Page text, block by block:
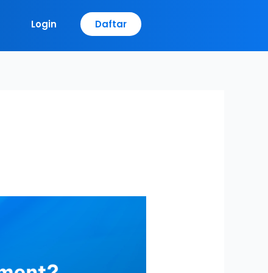
Login Daftar